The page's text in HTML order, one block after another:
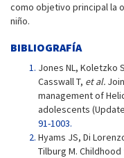
como objetivo principal la
niño.
BIBLIOGRAFÍA
Jones NL, Koletzko
Casswall T, et al.
management of
adolescents
91-1003.
Hyams JS, Di
Tilburg M.